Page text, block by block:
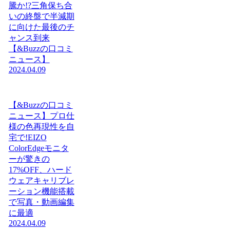
騰か!?三角保ち合
いの終盤で半減期
に向けた最後のチ
ャンス到来
【&Buzzの口コミ
ニュース】
2024.04.09
【&Buzzの口コミ
ニュース】プロ仕
様の色再現性を自
宅で!EIZO
ColorEdgeモニタ
ーが驚きの
17%OFF、ハード
ウェアキャリブレ
ーション機能搭載
で写真・動画編集
に最適
2024.04.09